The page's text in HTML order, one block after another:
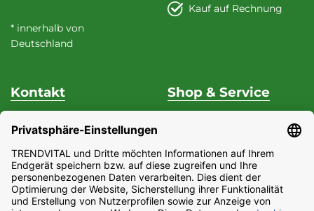
* innerhalb von
Deutschland
Kauf auf Rechnung
Kontakt
Unterstützung & Beratung
Fon +49 (0) 37 62 / 95 71 25
Fax+49 (0) 37 62 / 95 71 29
Mo - Do9:00 Uhr - 15:00
Uhr
Shop & Service
Datenschutz
Widerrufsrecht
Impressum